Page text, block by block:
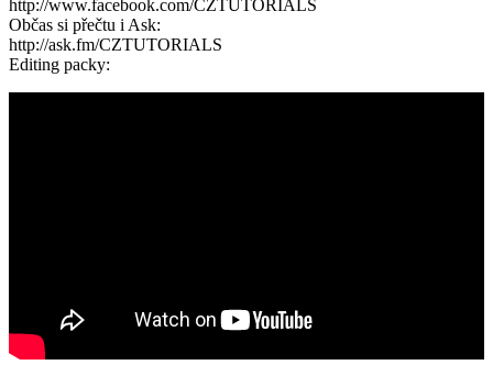
http://www.facebook.com/CZTUTORIALS
Občas si přečtu i Ask:
http://ask.fm/CZTUTORIALS
Editing packy: